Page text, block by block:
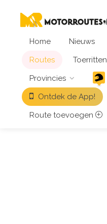
Home
Nieuws
Routes
Toerritten
Provincies
Ontdek de App!
Route toevoegen